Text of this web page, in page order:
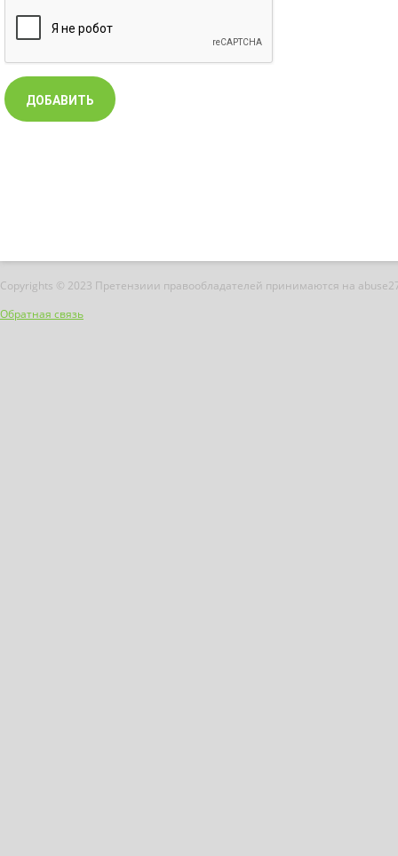
Copyrights © 2023 Претензиии правообладателей принимаются на
Обратная связь